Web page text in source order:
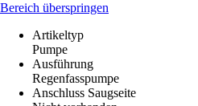
Bereich überspringen
Artikeltyp
Pumpe
Ausführung
Regenfasspumpe
Anschluss Saugseite